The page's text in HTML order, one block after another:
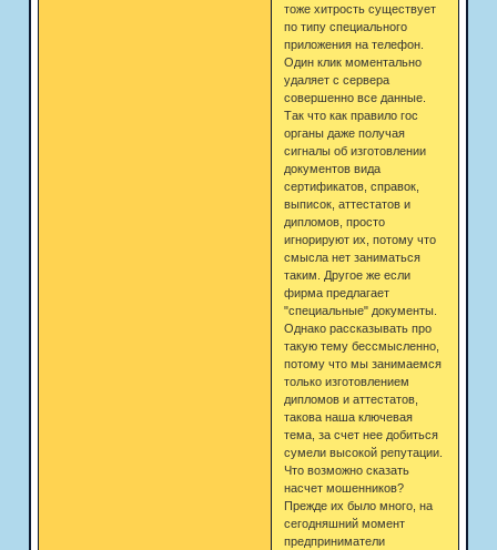
тоже хитрость существует
по типу специального
приложения на телефон.
Один клик моментально
удаляет с сервера
совершенно все данные.
Так что как правило гос
органы даже получая
сигналы об изготовлении
документов вида
сертификатов, справок,
выписок, аттестатов и
дипломов, просто
игнорируют их, потому что
смысла нет заниматься
таким. Другое же если
фирма предлагает
"специальные" документы.
Однако рассказывать про
такую тему бессмысленно,
потому что мы занимаемся
только изготовлением
дипломов и аттестатов,
такова наша ключевая
тема, за счет нее добиться
сумели высокой репутации.
Что возможно сказать
насчет мошенников?
Прежде их было много, на
сегодняшний момент
предприниматели